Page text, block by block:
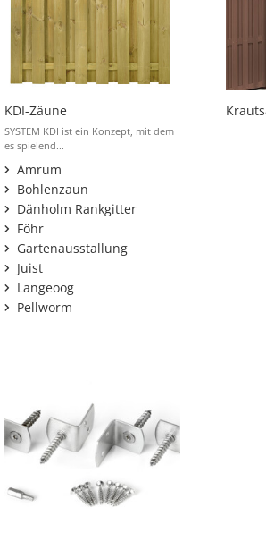
KDI-Zäune
SYSTEM KDI ist ein Konzept, mit dem
es spielend...
Amrum
Bohlenzaun
Dänholm Rankgitter
Föhr
Gartenausstallung
Juist
Langeoog
Pellworm